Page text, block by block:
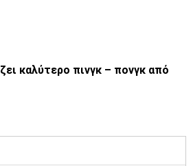
καλύτερο πινγκ – πονγκ από